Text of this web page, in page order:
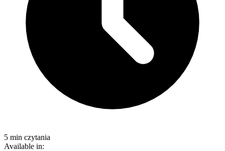
5 min czytania
Available in: